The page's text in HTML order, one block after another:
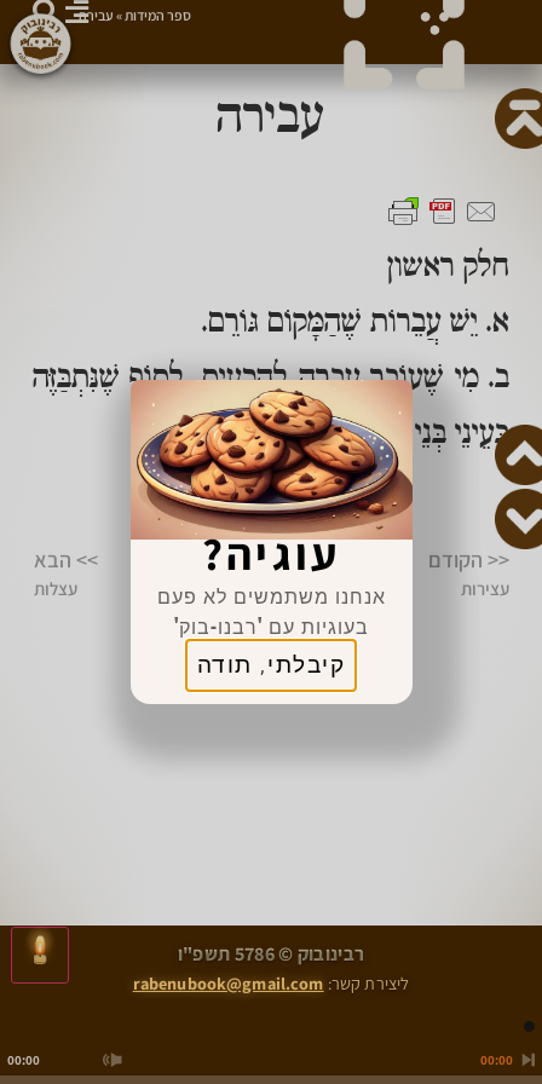
עבירה
חלק ראשון
א. יֵשׁ עֲבֵרוֹת שֶׁהַמָּקוֹם גּוֹרֵם.
ב. מִי שֶׁעוֹבֵר עֲבֵרָה לְהַכְעִיס, לְסוֹף שֶׁנִּתְבַּזֶּה
בְּעֵינֵי בְּנֵי אָדָם וְהוּא כּוֹעֵס עֲלֵיהֶם.
מצווה לשתף 👈
<< הקודם
עצירות
>> הבא
עצלות
ספר המידות» עבירה
>
עצלות
00:00
00:00
רבינובוק © 5786 תשפ"ו
ליצירת קשר: rabenubook@gmail.com
עוגיה?
אנחנו משתמשים לא פעם
בעוגיות עם 'רבנו-בוק'
קיבלתי, תודה